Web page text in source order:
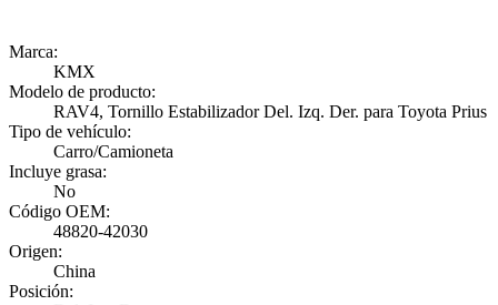
Marca:
KMX
Modelo de producto:
RAV4, Tornillo Estabilizador Del. Izq. Der. para Toyota Prius
Tipo de vehículo:
Carro/Camioneta
Incluye grasa:
No
Código OEM:
48820-42030
Origen:
China
Posición: